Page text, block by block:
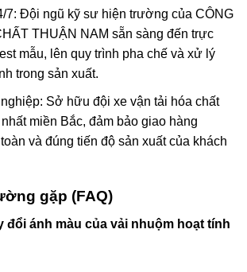
7: Đội ngũ kỹ sư hiện trường của CÔNG
THUẬN NAM sẵn sàng đến trực
mẫu, lên quy trình pha chế và xử lý
trong sản xuất.
Sở hữu đội xe vận tải hóa chất
miền Bắc, đảm bảo giao hàng
và đúng tiến độ sản xuất của khách
gặp (FAQ)
đổi ánh màu của vải nhuộm hoạt tính